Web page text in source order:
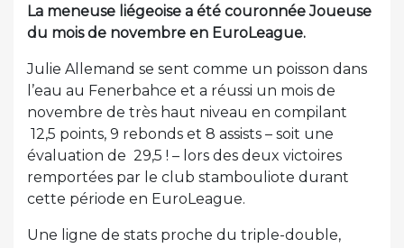
La meneuse liégeoise a été couronnée Joueuse
du mois de novembre en EuroLeague.
Julie Allemand se sent comme un poisson dans
l’eau au Fenerbahce et a réussi un mois de
novembre de très haut niveau en compilant
12,5 points, 9 rebonds et 8 assists – soit une
évaluation de 29,5 ! – lors des deux victoires
remportées par le club stambouliote durant
cette période en EuroLeague.
Une ligne de stats proche du triple-double,